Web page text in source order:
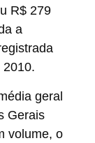
R$ 279
a
geral
Gerais
volume, o